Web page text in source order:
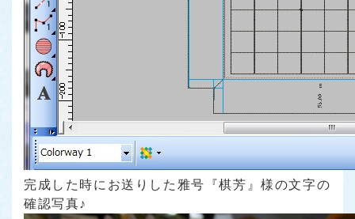
完成した時にお送りした雅号『棋芳』様の文字の
確認写真♪